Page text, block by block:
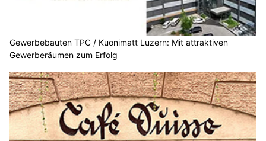
Gewerbebauten TPC / Kuonimatt Luzern: Mit attraktiven
Gewerberäumen zum Erfolg